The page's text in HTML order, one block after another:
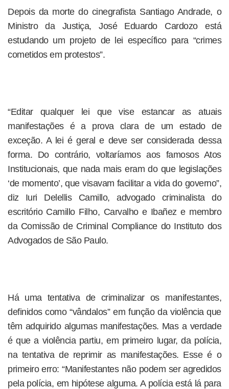
Depois da morte do cinegrafista Santiago Andrade, o
Ministro da Justiça, José Eduardo Cardozo está
estudando um projeto de lei específico para “crimes
cometidos em protestos”.
“Editar qualquer lei que vise estancar as atuais
manifestações é a prova clara de um estado de
exceção. A lei é geral e deve ser considerada dessa
forma. Do contrário, voltaríamos aos famosos Atos
Institucionais, que nada mais eram do que legislações
‘de momento’, que visavam facilitar a vida do governo”,
diz Iuri Delellis Camillo, advogado criminalista do
escritório Camillo Filho, Carvalho e Ibañez e membro
da Comissão de Criminal Compliance do Instituto dos
Advogados de São Paulo.
Há uma tentativa de criminalizar os manifestantes,
definidos como “vândalos” em função da violência que
têm adquirido algumas manifestações. Mas a verdade
é que a violência partiu, em primeiro lugar, da polícia,
na tentativa de reprimir as manifestações. Esse é o
primeiro erro: “Manifestantes não podem ser agredidos
pela polícia, em hipótese alguma. A polícia está lá para